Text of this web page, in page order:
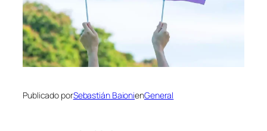
Publicado porSebastián BaionienGeneral